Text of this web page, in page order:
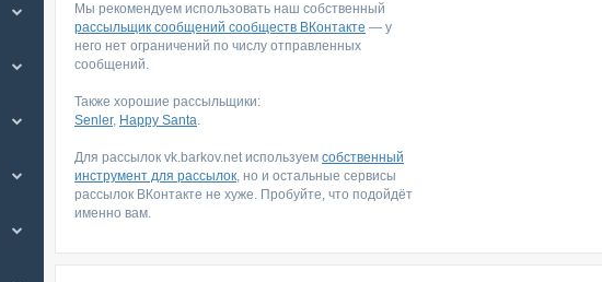
Мы рекомендуем использовать наш собственный
рассыльщик сообщений сообществ ВКонтакте — у
него нет ограничений по числу отправленных
сообщений.
Также хорошие рассыльщики:
Senler, Happy Santa.
Для рассылок vk.barkov.net используем собственный
инструмент для рассылок, но и остальные сервисы
рассылок ВКонтакте не хуже. Пробуйте, что подойдёт
именно вам.